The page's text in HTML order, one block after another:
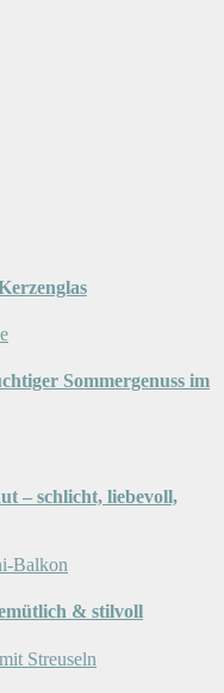
Sommergenuss im
– schlicht, liebevoll,
& stilvoll